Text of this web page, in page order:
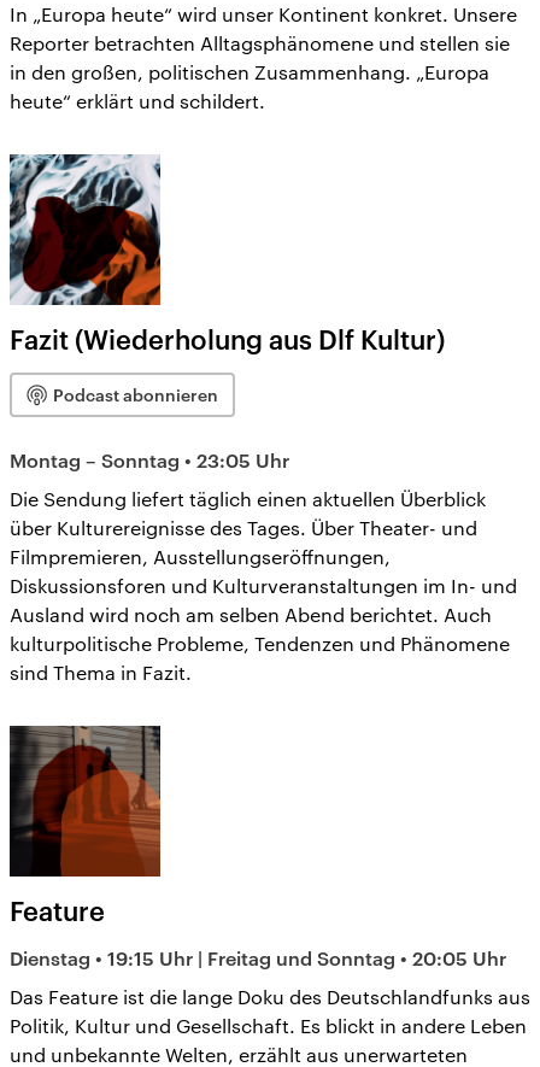
In „Europa heute“ wird unser Kontinent konkret. Unsere
Reporter betrachten Alltagsphänomene und stellen sie
in den großen, politischen Zusammenhang. „Europa
heute“ erklärt und schildert.
Fazit (Wiederholung aus Dlf Kultur)
Podcast abonnieren
Montag – Sonntag • 23:05 Uhr
Die Sendung liefert täglich einen aktuellen Überblick
über Kulturereignisse des Tages. Über Theater- und
Filmpremieren, Ausstellungseröffnungen,
Diskussionsforen und Kulturveranstaltungen im In- und
Ausland wird noch am selben Abend berichtet. Auch
kulturpolitische Probleme, Tendenzen und Phänomene
sind Thema in Fazit.
Feature
Dienstag • 19:15 Uhr | Freitag und Sonntag • 20:05 Uhr
Das Feature ist die lange Doku des Deutschlandfunks aus
Politik, Kultur und Gesellschaft. Es blickt in andere Leben
und unbekannte Welten, erzählt aus unerwarteten